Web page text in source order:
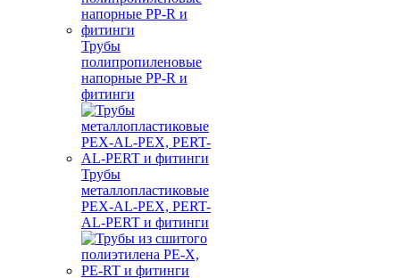
Трубы
полипропиленовые
напорные PP-R и
фитинги
Трубы
металлопластиковые
PEX-AL-PEX, PERT-
AL-PERT и фитинги